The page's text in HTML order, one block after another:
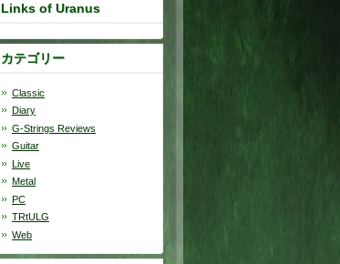
Links of Uranus
カテゴリー
Classic
Diary
G-Strings Reviews
Guitar
Live
Metal
PC
TRtULG
Web